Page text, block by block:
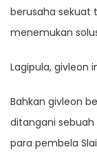
berusaha sekuat
menemukan
Lagipula, givleon
Bahkan givleon
ditangani sebuah
para pembela